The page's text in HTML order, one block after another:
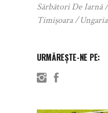
Sărbători De Iarnă
Timișoara
Ungaria
URMĂREȘTE-NE PE: